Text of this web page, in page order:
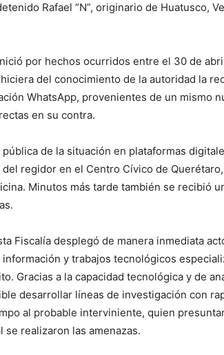
Rafael “N”, originario de Huatusco,
por hechos ocurridos entre el 30 de
del conocimiento de la autoridad la
WhatsApp, provenientes de un mismo
en su contra.
de la situación en plataformas
regidor en el Centro Cívico de
Minutos más tarde también se recibió
Fiscalía desplegó de manera inmediata
y trabajos tecnológicos
Gracias a la capacidad tecnológica y de
desarrollar líneas de investigación con
al probable interviniente, quien
realizaron las amenazas.